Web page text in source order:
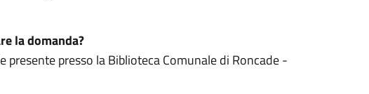
la domanda?
presso la Biblioteca Comunale di Roncade -